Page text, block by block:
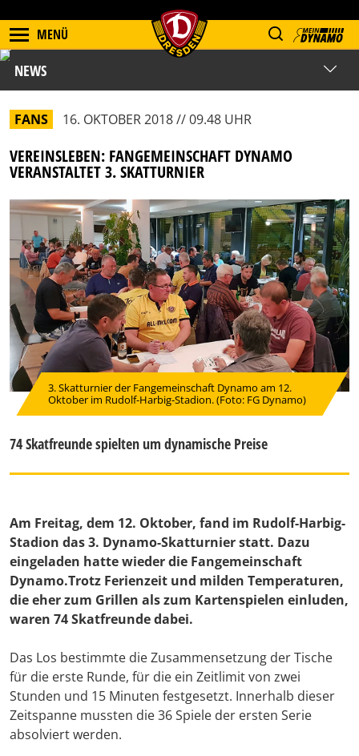
MENÜ
NEWS
FANS 16. OKTOBER 2018 // 09.48 UHR
VEREINSLEBEN: FANGEMEINSCHAFT DYNAMO
VERANSTALTET 3. SKATTURNIER
3. Skatturnier der Fangemeinschaft Dynamo am 12.
Oktober im Rudolf-Harbig-Stadion. (Foto: FG Dynamo)
74 Skatfreunde spielten um dynamische Preise
Am Freitag, dem 12. Oktober, fand im Rudolf-Harbig-
Stadion das 3. Dynamo-Skatturnier statt. Dazu
eingeladen hatte wieder die Fangemeinschaft
Dynamo.Trotz Ferienzeit und milden Temperaturen,
die eher zum Grillen als zum Kartenspielen einluden,
waren 74 Skatfreunde dabei.
Das Los bestimmte die Zusammensetzung der Tische
für die erste Runde, für die ein Zeitlimit von zwei
Stunden und 15 Minuten festgesetzt. Innerhalb dieser
Zeitspanne mussten die 36 Spiele der ersten Serie
absolviert werden.